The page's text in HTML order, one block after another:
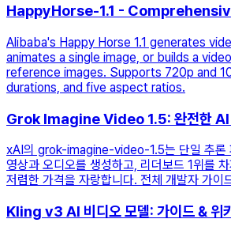
HappyHorse-1.1 -
Alibaba's Happy Horse 1.1 generates
animates a single image, or builds a
reference images. Supports 720p and
durations, and five aspect ratios.
Grok Imagine Video 1.5: 완전한 AI
xAI의 grok-imagine-video-1.5는 단일 추론
영상과 오디오를 생성하고, 리더보드 1위를 차
저렴한 가격을 자랑합니다. 전체 개발자 가이
Kling v3 AI 비디오 모델: 가이드 & 위키